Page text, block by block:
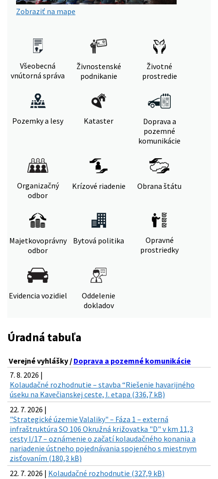
Zobraziť na mape
Všeobecná
vnútorná správa
Živnostenské
podnikanie
Životné
prostredie
Pozemky a lesy Kataster
Doprava a
pozemné
komunikácie
Organizačný
odbor
Krízové riadenie Obrana štátu
Majetkovoprávny
odbor
Bytová politika
Opravné
prostriedky
Evidencia vozidiel
Oddelenie
dokladov
Úradná tabuľa
Verejné vyhlášky / Doprava a pozemné komunikácie
7. 8. 2026 |
Kolaudačné rozhodnutie – stavba “Riešenie havarijného
úseku na Kavečianskej ceste, I. etapa (336,7 kB)
22. 7. 2026 |
"Strategické územie Valaliky" – Fáza 1 – externá
infraštruktúra SO 106 Okružná križovatka "D" v km 11,3
cesty I/17 – oznámenie o začatí kolaudačného konania a
nariadenie ústneho pojednávania spojeného s miestnym
zisťovaním (180,3 kB)
22. 7. 2026 | Kolaudačné rozhodnutie (327,9 kB)